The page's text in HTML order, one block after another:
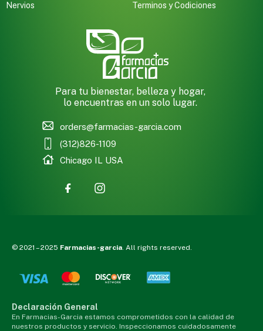
Nervios
Terminos y Codiciones
Para tu bienestar, belleza y hogar,
lo encuentras en un solo lugar.
orders@farmacias-garcia.com
(312)826-1109
Chicago IL USA
© 2021 – 2025 Farmacias-garcia . All rights reserved.
Declaración General
En Farmacias-Garcia estamos comprometidos con la calidad de
nuestros productos y servicio. Inspeccionamos cuidadosamente